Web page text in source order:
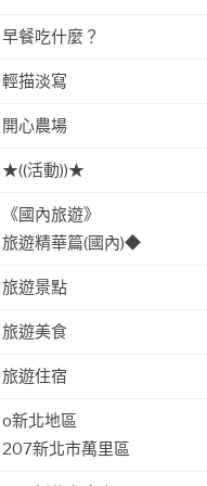
早餐吃什麼？
輕描淡寫
開心農場
★((活動))★
《國內旅遊》
旅遊精華篇(國內)◆
旅遊景點
旅遊美食
旅遊住宿
o新北地區
207新北市萬里區